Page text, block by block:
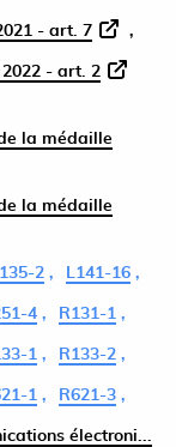
- art. 7
2022 - art. 2
la médaille
la médaille
2 L141-16
4 R131-1
1 R133-2
1 R621-3
électroni...